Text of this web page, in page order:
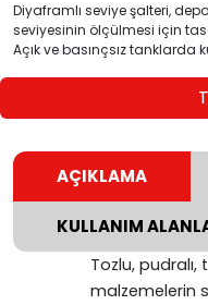
Diyaframlı seviye şalteri,
seviyesinin ölçülmesi için
Açık ve basınçsız tanklarda
AÇIKLAMA
KULLANIM
Tozlu,
malzemelerin